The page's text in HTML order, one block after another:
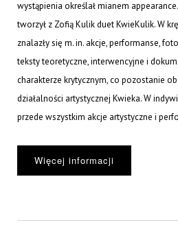
wystąpienia określał mianem
tworzył z Zofią Kulik duet KwieKulik. W
znalazły się m. in. akcje, performanse,
teksty teoretyczne, interwencyjne i
charakterze krytycznym, co pozostanie
działalności artystycznej Kwieka. W
przede wszystkim akcje artystyczne i
Więcej informacji